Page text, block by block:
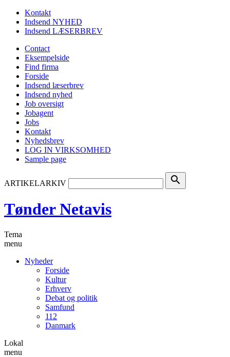
Kontakt
Indsend NYHED
Indsend LÆSERBREV
Contact
Eksempelside
Find firma
Forside
Indsend læserbrev
Indsend nyhed
Job oversigt
Jobagent
Jobs
Kontakt
Nyhedsbrev
LOG IN VIRKSOMHED
Sample page
ARTIKELARKIV search
Tønder Netavis
Tema
menu
Nyheder
Forside
Kultur
Erhverv
Debat og politik
Samfund
112
Danmark
Lokal
menu